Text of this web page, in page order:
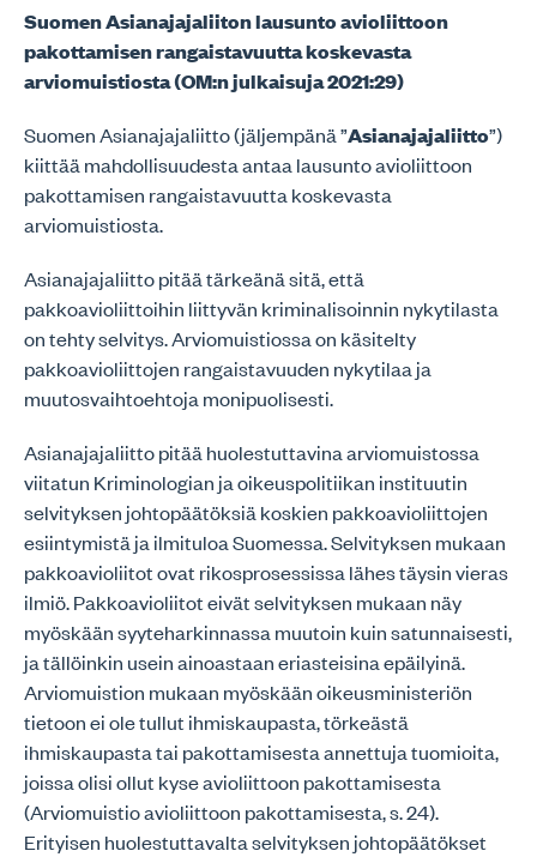
Suomen Asianajajaliiton lausunto avioliittoon
pakottamisen rangaistavuutta koskevasta
arviomuistiosta (OM:n julkaisuja 2021:29)
Suomen Asianajajaliitto (jäljempänä ”Asianajajaliitto”)
kiittää mahdollisuudesta antaa lausunto avioliittoon
pakottamisen rangaistavuutta koskevasta
arviomuistiosta.
Asianajajaliitto pitää tärkeänä sitä, että
pakkoavioliittoihin liittyvän kriminalisoinnin nykytilasta
on tehty selvitys. Arviomuistiossa on käsitelty
pakkoavioliittojen rangaistavuuden nykytilaa ja
muutosvaihtoehtoja monipuolisesti.
Asianajajaliitto pitää huolestuttavina arviomuistossa
viitatun Kriminologian ja oikeuspolitiikan instituutin
selvityksen johtopäätöksiä koskien pakkoavioliittojen
esiintymistä ja ilmituloa Suomessa. Selvityksen mukaan
pakkoavioliitot ovat rikosprosessissa lähes täysin vieras
ilmiö. Pakkoavioliitot eivät selvityksen mukaan näy
myöskään syyteharkinnassa muutoin kuin satunnaisesti,
ja tällöinkin usein ainoastaan eriasteisina epäilyinä.
Arviomuistion mukaan myöskään oikeusministeriön
tietoon ei ole tullut ihmiskaupasta, törkeästä
ihmiskaupasta tai pakottamisesta annettuja tuomioita,
joissa olisi ollut kyse avioliittoon pakottamisesta
(Arviomuistio avioliittoon pakottamisesta, s. 24).
Erityisen huolestuttavalta selvityksen johtopäätökset